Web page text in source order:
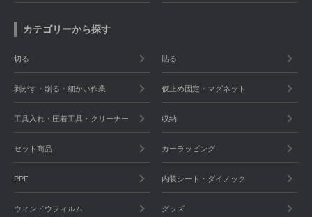
カテゴリーから探す
切る 貼る
剥がす・削る・細かい作業 仮止め固定・マグネット
工具入れ・圧着工具・クリーナー 収納
セット商品 カーラッピング
PPF 内装シート・ダイノック
ウィンドウフィルム グッズ